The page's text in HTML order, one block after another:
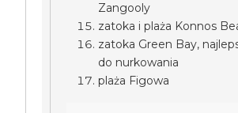
Zangooly
zatoka i plaża Konnos
zatoka Green Bay,
do nurkowania
plaża Figowa